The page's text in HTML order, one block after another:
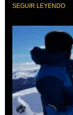
SEGUIR LEYENDO